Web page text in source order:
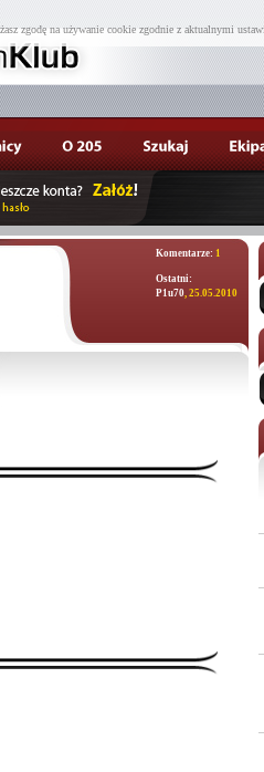
zgodę na używanie cookie zgodnie z aktualnymi
Komentarze: 1
Ostatni:
P1u70, 25.05.2010